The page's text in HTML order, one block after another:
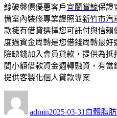
鯨破盤價優惠客戶宜蘭賞鯨保證
備室內裝修專業證照並新竹市汽
款擁有借貸選擇您可託付與信賴
度過資金周轉是您借錢周轉最好
險缺錢加入會員貸款，提供為抵
間小額借款資金週轉融資，有當
提供客製化個人貸款專案
admin佈
2025-03-31 類
自體脂